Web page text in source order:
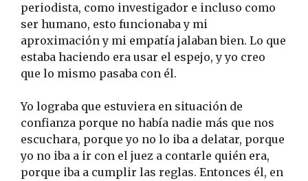
periodista, como investigador e incluso como
ser humano, esto funcionaba y mi
aproximación y mi empatía jalaban bien. Lo que
estaba haciendo era usar el espejo, y yo creo
que lo mismo pasaba con él.
Yo lograba que estuviera en situación de
confianza porque no había nadie más que nos
escuchara, porque yo no lo iba a delatar, porque
yo no iba a ir con el juez a contarle quién era,
porque iba a cumplir las reglas. Entonces él, en